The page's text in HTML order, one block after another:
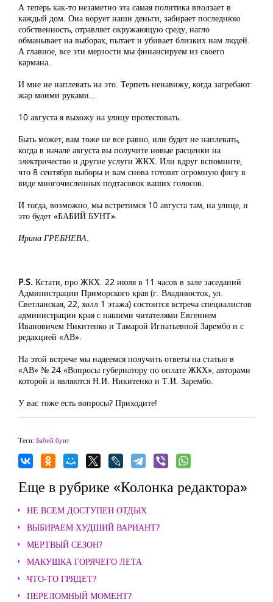
А теперь как-то незаметно эта самая политика вползает в
каждый дом. Она ворует наши деньги, забирает последнюю
собственность, отравляет окружающую среду, нагло
обманывает на выборах, пытает и убивает близких нам людей.
А главное, все эти мерзости мы финансируем из своего
кармана.
И мне не наплевать на это. Терпеть ненавижу, когда загребают
жар моими руками…
10 августа я выхожу на улицу протестовать.
Быть может, вам тоже не все равно, или будет не наплевать,
когда в начале августа вы получите новые расценки на
электричество и другие услуги ЖКХ. Или вдруг вспомните,
что 8 сентября выборы и вам снова готовят огромную фигу в
виде многочисленных подтасовок ваших голосов.
И тогда, возможно, мы встретимся 10 августа там, на улице, и
это будет «БАБИЙ БУНТ».
Ирина ГРЕБНЕВА.
P.S. Кстати, про ЖКХ. 22 июля в 11 часов в зале заседаний
Администрации Приморского края (г. Владивосток, ул.
Светланская, 22, холл 1 этажа) состоится встреча специалистов
администрации края с нашими читателями Евгением
Ивановичем Никитенко и Тамарой Игнатьевной Зарембо и с
редакцией «АВ».
На этой встрече мы надеемся получить ответы на статью в
«АВ» № 24 «Вопросы губернатору по оплате ЖКХ», авторами
которой и являются Н.И. Никитенко и Т.И. Зарембо.
У вас тоже есть вопросы? Приходите!
Теги: Бабий бунт
Еще в рубрике «Колонка редактора»
НЕ ВСЕМ ДОСТУПЕН ОТДЫХ
ВЫБИРАЕМ ХУДШИЙ ВАРИАНТ?
МЕРТВЫЙ СЕЗОН?
МАКУШКА ГОРЯЧЕГО ЛЕТА
ЧТО-ТО ГРЯДЕТ?
ПЕРЕЛОМНЫЙ МОМЕНТ?